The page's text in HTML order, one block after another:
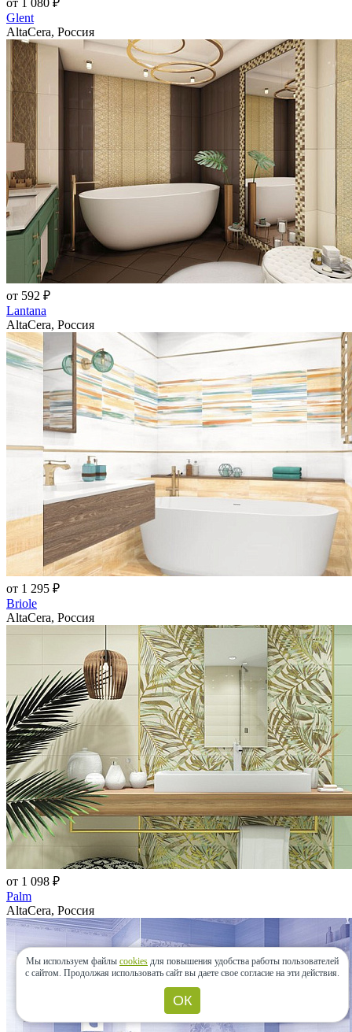
Glent
AltaCera, Россия
от 592 ₽
Lantana
AltaCera, Россия
от 1 295 ₽
Briole
AltaCera, Россия
от 1 098 ₽
Palm
AltaCera, Россия
Мы используем файлы cookies для повышения удобства работы пользователей
с сайтом. Продолжая использовать сайт вы даете свое согласие на эти действия.
ОК